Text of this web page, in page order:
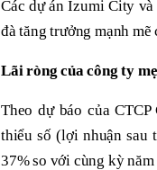
Các dự án Izumi City
đà tăng trưởng mạnh mẽ
Lãi ròng của công ty
Theo dự báo của
thiểu số (lợi nhuận sau
37% so với cùng kỳ năm